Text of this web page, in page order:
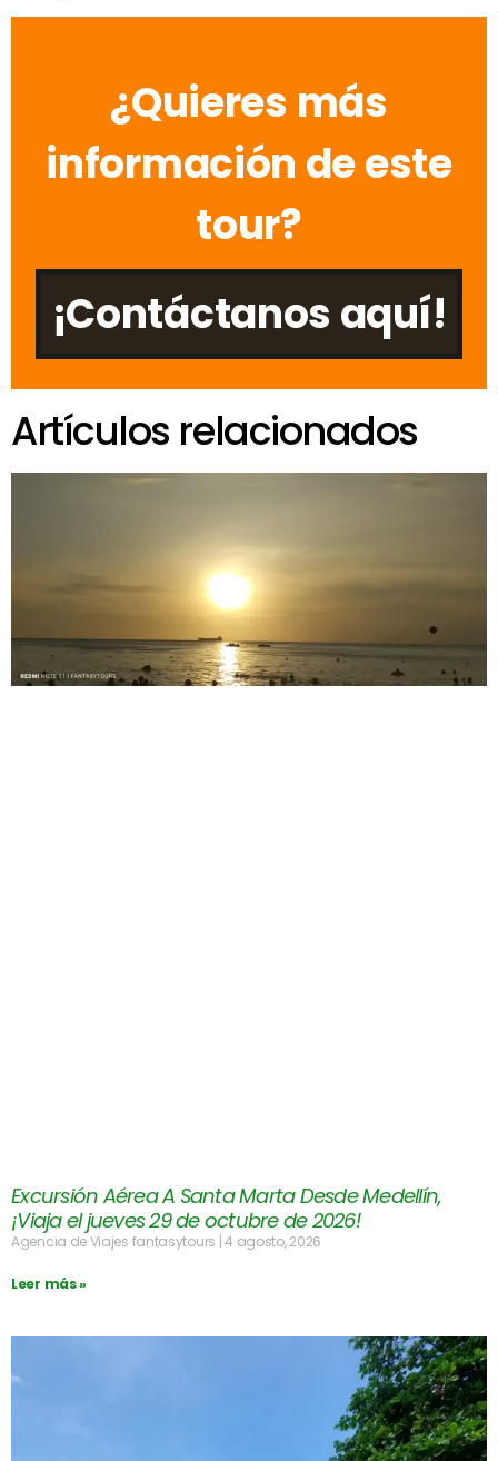
¿Quieres más
información de este
tour?
¡Contáctanos aquí!
Artículos relacionados
Excursión Aérea A Santa Marta Desde Medellín,
¡Viaja el jueves 29 de octubre de 2026!
Agencia de Viajes fantasytours 4 agosto, 2026
Leer más »